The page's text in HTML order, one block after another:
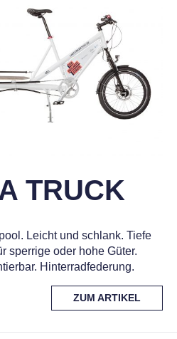
TRUCK
Leicht und schlank. Tiefe
sperrige oder hohe Güter.
Hinterradfederung.
ZUM ARTIKEL